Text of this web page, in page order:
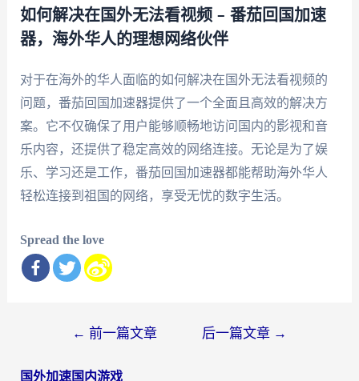
如何解决在国外无法看视频 – 番茄回国加速
器，海外华人的理想网络伙伴
对于在海外的华人面临的如何解决在国外无法看视频的
问题，番茄回国加速器提供了一个全面且高效的解决方
案。它不仅确保了用户能够顺畅地访问国内的影视和音
乐内容，还提供了稳定高效的网络连接。无论是为了娱
乐、学习还是工作，番茄回国加速器都能帮助海外华人
轻松连接到祖国的网络，享受无忧的数字生活。
Spread the love
← 前一篇文章 后一篇文章 →
国外加速国内游戏